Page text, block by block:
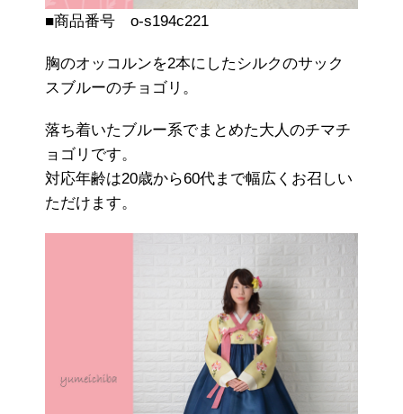
■商品番号 o-s194c221
胸のオッコルンを2本にしたシルクのサック
スブルーのチョゴリ。
落ち着いたブルー系でまとめた大人のチマチ
ョゴリです。
対応年齢は20歳から60代まで幅広くお召しい
ただけます。